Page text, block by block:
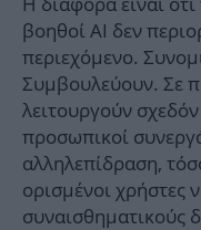
βοηθοί AI δεν
περιεχόμενο.
Συμβουλεύουν. Σε
λειτουργούν
προσωπικοί
αλληλεπίδραση,
ορισμένοι χρήστες
συναισθηματικούς